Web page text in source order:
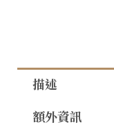
描述
額外資訊